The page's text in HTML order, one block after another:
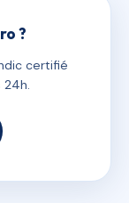
?
certifié
24h.